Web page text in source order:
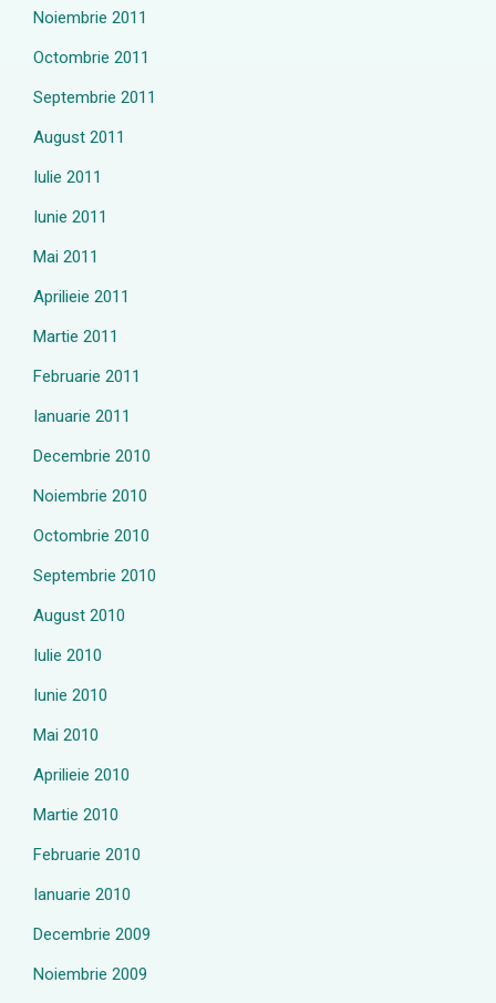
Noiembrie 2011
Octombrie 2011
Septembrie 2011
August 2011
Iulie 2011
Iunie 2011
Mai 2011
Aprilieie 2011
Martie 2011
Februarie 2011
Ianuarie 2011
Decembrie 2010
Noiembrie 2010
Octombrie 2010
Septembrie 2010
August 2010
Iulie 2010
Iunie 2010
Mai 2010
Aprilieie 2010
Martie 2010
Februarie 2010
Ianuarie 2010
Decembrie 2009
Noiembrie 2009